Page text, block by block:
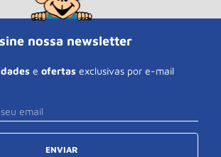
nossa newsletter
e ofertas exclusivas por e-mail
ENVIAR